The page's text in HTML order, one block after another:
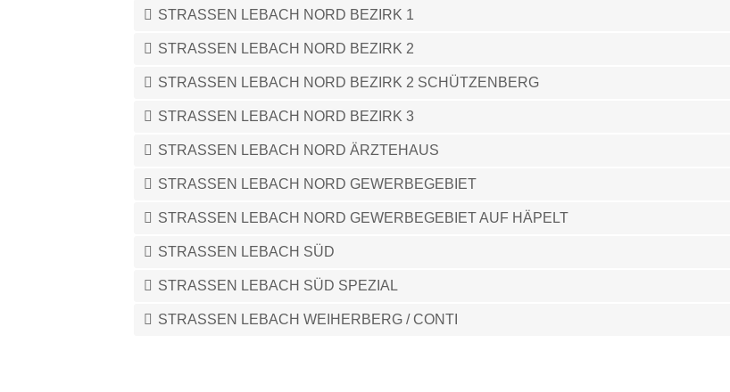
STRASSEN LEBACH NORD BEZIRK 1
STRASSEN LEBACH NORD BEZIRK 2
STRASSEN LEBACH NORD BEZIRK 2 SCHÜTZENBERG
STRASSEN LEBACH NORD BEZIRK 3
STRASSEN LEBACH NORD ÄRZTEHAUS
STRASSEN LEBACH NORD GEWERBEGEBIET
STRASSEN LEBACH NORD GEWERBEGEBIET AUF HÄPELT
STRASSEN LEBACH SÜD
STRASSEN LEBACH SÜD SPEZIAL
STRASSEN LEBACH WEIHERBERG / CONTI